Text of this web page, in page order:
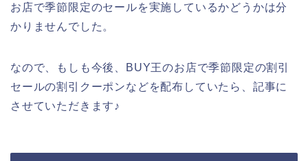
お店で季節限定のセールを実施しているかどうかは分
かりませんでした。
なので、もしも今後、BUY王のお店で季節限定の割引
セールの割引クーポンなどを配布していたら、記事に
させていただきます♪